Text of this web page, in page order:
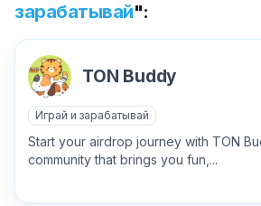
зарабатывай":
TON Buddy
Играй и зарабатывай
Start your airdrop journey with TON
community that brings you fun,...